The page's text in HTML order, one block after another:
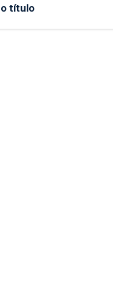
o título